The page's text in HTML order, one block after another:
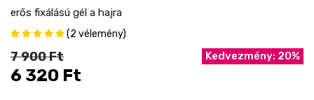
erős fixálású gél a hajra
(2 vélemény)
7 900 Ft
6 320 Ft
Kedvezmény: 20%